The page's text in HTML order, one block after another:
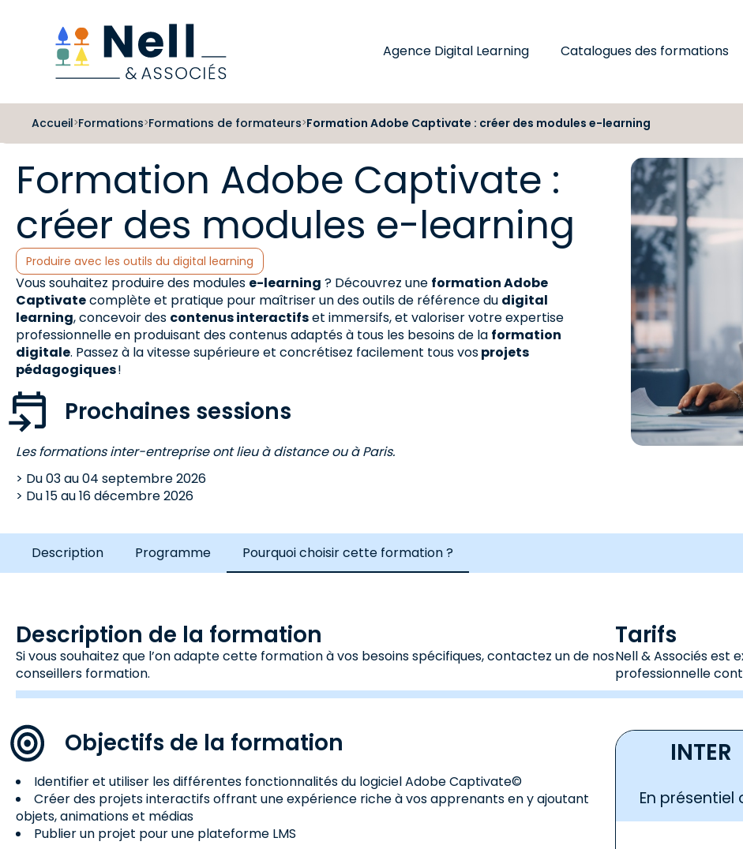
Agence Digital Learning
Catalogues des formations
Accueil>Formations>Formations de formateurs>Formation Adobe Captivate : créer des modules e-learning
Formation Adobe Captivate :
créer des modules e-learning
Catégories :
Produire avec les outils du digital learning
Vous souhaitez produire des modules e-learning ? Découvrez une formation Adobe
Captivatecomplète et pratique pour maîtriser un des outils de référence du digital
learning, concevoir des contenus interactifset immersifs, et valoriser votre expertise
professionnelle en produisant des contenus adaptés à tous les besoins de la formation
digitale. Passez à la vitesse supérieure et concrétisez facilement tous vosprojets
pédagogiques!
Prochaines sessions
Les formations inter-entreprise ont lieu à distance ou à Paris.
Du03au04 septembre 2026
Du15au16 décembre 2026
Description Programme Pourquoi choisir cette formation ?
Description de la formation
Si vous souhaitez que l’on adapte cette formation à vos besoins spécifiques, contactez un de nos
conseillers formation.
Objectifs de la formation
Identifier et utiliser les différentes fonctionnalités du logiciel Adobe Captivate©
Créer des projets interactifs offrant une expérience riche à vos apprenants en y ajoutant
objets, animations et médias
Publier un projet pour une plateforme LMS
Tarifs
Nell & Associés est
professionnelle
INTER
En